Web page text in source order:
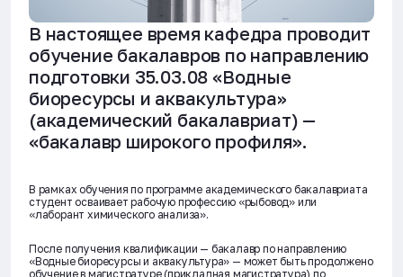
В настоящее время кафедра проводит
обучение бакалавров по направлению
подготовки 35.03.08 «Водные
биоресурсы и аквакультура»
(академический бакалавриат) —
«бакалавр широкого профиля».
В рамках обучения по программе академического бакалавриата
студент осваивает рабочую профессию «рыбовод» или
«лаборант химического анализа».
После получения квалификации — бакалавр по направлению
«Водные биоресурсы и аквакультура» — может быть продолжено
обучение в магистратуре (прикладная магистратура) по